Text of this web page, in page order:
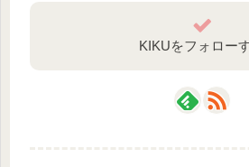
KIKUをフォロー